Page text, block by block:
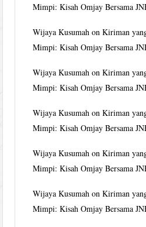
Mimpi: Kisah Omjay Bersama
Wijaya Kusumah onKiriman
Mimpi: Kisah Omjay Bersama
Wijaya Kusumah onKiriman
Mimpi: Kisah Omjay Bersama
Wijaya Kusumah onKiriman
Mimpi: Kisah Omjay Bersama
Wijaya Kusumah onKiriman
Mimpi: Kisah Omjay Bersama
Wijaya Kusumah onKiriman
Mimpi: Kisah Omjay Bersama